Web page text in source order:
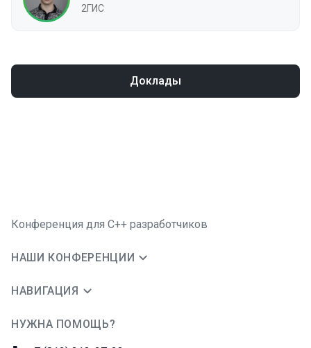
2ГИС
Доклады
Конференция для C++ разработчиков
НАШИ КОНФЕРЕНЦИИ
НАВИГАЦИЯ
НУЖНА ПОМОЩЬ?